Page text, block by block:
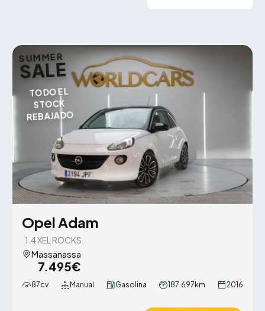
SUMMER
SALE
TODO EL
STOCK
REBAJADO
Opel Adam
1.4 XEL ROCKS
Massanassa
7.495€
87cv Manual Gasolina 187.697km 2016